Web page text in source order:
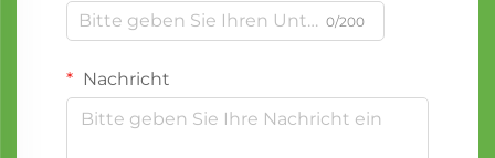
0/200
Nachricht